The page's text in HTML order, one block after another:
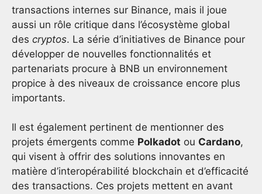
transactions internes sur Binance, mais il joue
aussi un rôle critique dans l’écosystème global
des cryptos. La série d’initiatives de Binance pour
développer de nouvelles fonctionnalités et
partenariats procure à BNB un environnement
propice à des niveaux de croissance encore plus
importants.
Il est également pertinent de mentionner des
projets émergents comme Polkadot ou Cardano,
qui visent à offrir des solutions innovantes en
matière d’interopérabilité blockchain et d’efficacité
des transactions. Ces projets mettent en avant